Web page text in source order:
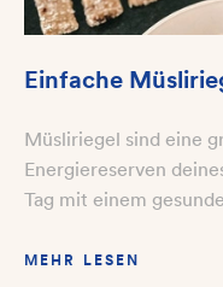
Einfache
Müsliriegel sind eine
Energiereserven
Tag mit einem
MEHR LESEN